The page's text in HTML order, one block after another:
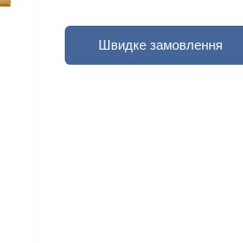
Швидке замовлення